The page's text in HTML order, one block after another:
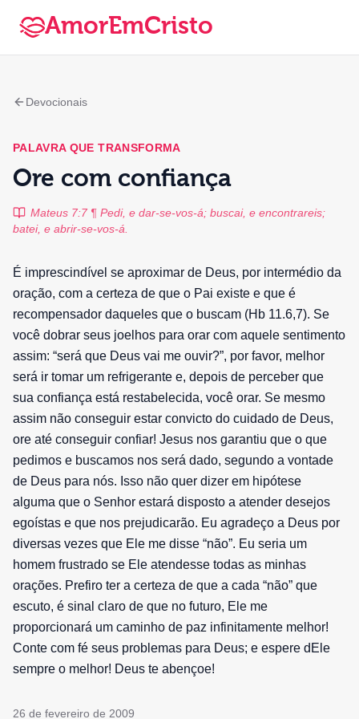
AmorEmCristo
Devocionais
PALAVRA QUE TRANSFORMA
Ore com confiança
Mateus 7:7 ¶ Pedi, e dar-se-vos-á; buscai, e encontrareis;
batei, e abrir-se-vos-á.
É imprescindível se aproximar de Deus, por intermédio da
oração, com a certeza de que o Pai existe e que é
recompensador daqueles que o buscam (Hb 11.6,7). Se
você dobrar seus joelhos para orar com aquele sentimento
assim: “será que Deus vai me ouvir?”, por favor, melhor
será ir tomar um refrigerante e, depois de perceber que
sua confiança está restabelecida, você orar. Se mesmo
assim não conseguir estar convicto do cuidado de Deus,
ore até conseguir confiar! Jesus nos garantiu que o que
pedimos e buscamos nos será dado, segundo a vontade
de Deus para nós. Isso não quer dizer em hipótese
alguma que o Senhor estará disposto a atender desejos
egoístas e que nos prejudicarão. Eu agradeço a Deus por
diversas vezes que Ele me disse “não”. Eu seria um
homem frustrado se Ele atendesse todas as minhas
orações. Prefiro ter a certeza de que a cada “não” que
escuto, é sinal claro de que no futuro, Ele me
proporcionará um caminho de paz infinitamente melhor!
Conte com fé seus problemas para Deus; e espere dEle
sempre o melhor! Deus te abençoe!
26 de fevereiro de 2009